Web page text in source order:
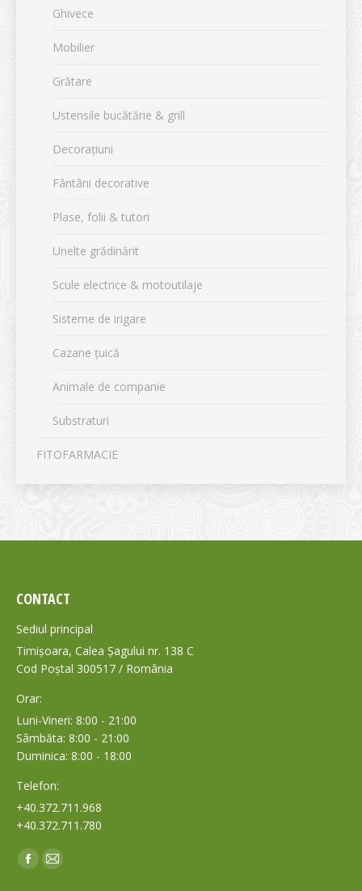
Ghivece
Mobilier
Grătare
Ustensile bucătărie & grill
Decorațiuni
Fântâni decorative
Plase, folii & tutori
Unelte grădinărit
Scule electrice & motoutilaje
Sisteme de irigare
Cazane țuică
Animale de companie
Substraturi
FITOFARMACIE
CONTACT
Sediul principal
Timișoara, Calea Șagului nr. 138 C
Cod Poștal 300517 / România
Orar:
Luni-Vineri: 8:00 - 21:00
Sâmbăta: 8:00 - 21:00
Duminica: 8:00 - 18:00
Telefon:
+40.372.711.968
+40.372.711.780
Find us on:
Facebook
Mail